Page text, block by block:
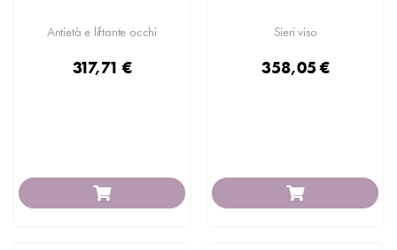
Antietà e liftante occhi
317,71 €
Sieri viso
358,05 €